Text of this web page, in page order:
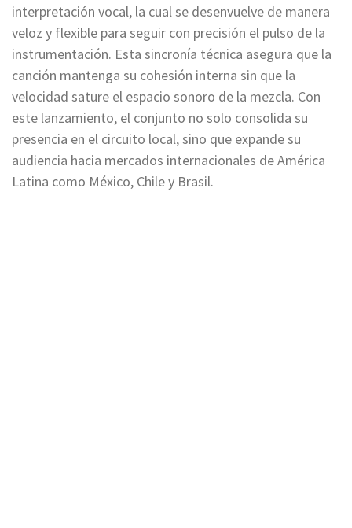
interpretación vocal, la cual se desenvuelve de manera
veloz y flexible para seguir con precisión el pulso de la
instrumentación. Esta sincronía técnica asegura que la
canción mantenga su cohesión interna sin que la
velocidad sature el espacio sonoro de la mezcla. Con
este lanzamiento, el conjunto no solo consolida su
presencia en el circuito local, sino que expande su
audiencia hacia mercados internacionales de América
Latina como México, Chile y Brasil.